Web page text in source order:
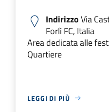
IndirizzoVia
Forlì FC, Italia
Area dedicata alle
Quartiere
LEGGI DI PIÙ